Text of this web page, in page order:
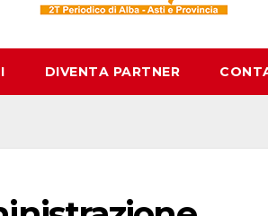
DIVENTA PARTNER